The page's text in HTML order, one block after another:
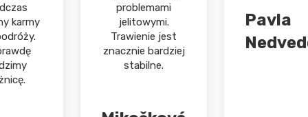
karmy
problemami
jelitowymi.
Trawienie jest
znacznie bardziej
stabilne.
Pavla